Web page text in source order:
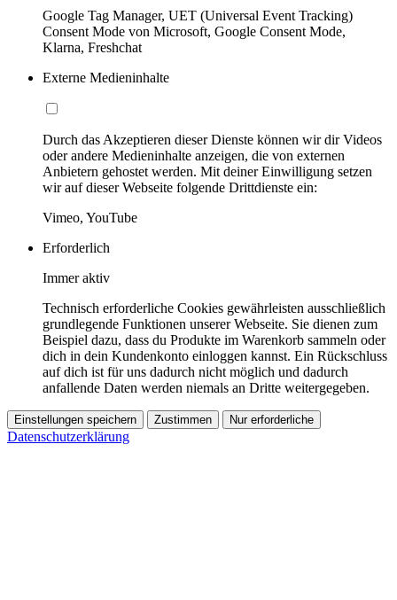
Google Tag Manager, UET (Universal Event Tracking)
Consent Mode von Microsoft, Google Consent Mode,
Klarna, Freshchat
Externe Medieninhalte
Durch das Akzeptieren dieser Dienste können wir dir Videos
oder andere Medieninhalte anzeigen, die von externen
Anbietern gehostet werden. Mit deiner Einwilligung setzen
wir auf dieser Webseite folgende Drittdienste ein:
Vimeo, YouTube
Erforderlich
Immer aktiv
Technisch erforderliche Cookies gewährleisten ausschließlich
grundlegende Funktionen unserer Webseite. Sie dienen zum
Beispiel dazu, dass du Produkte im Warenkorb sammeln oder
dich in dein Kundenkonto einloggen kannst. Ein Rückschluss
auf dich ist für uns dadurch nicht möglich und dadurch
anfallende Daten werden niemals an Dritte weitergegeben.
Einstellungen speichern Zustimmen Nur erforderliche
Datenschutzerklärung